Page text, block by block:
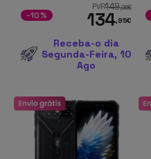
PVR149,96€
134,95€
-10%
Receba-o dia
Segunda-Feira, 10
Ago